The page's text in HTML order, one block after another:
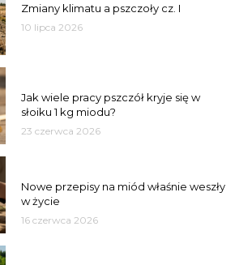
Zmiany klimatu a pszczoły cz. I
10 lipca 2026
Jak wiele pracy pszczół kryje się w
słoiku 1 kg miodu?
23 czerwca 2026
Nowe przepisy na miód właśnie weszły
w życie
16 czerwca 2026